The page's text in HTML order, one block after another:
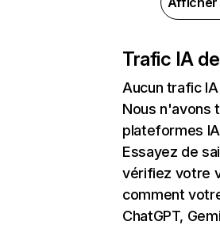
Trafic IA de
Aucun trafic
Nous n'avons
plateformes
Essayez de
vérifiez votre
comment
ChatGPT,